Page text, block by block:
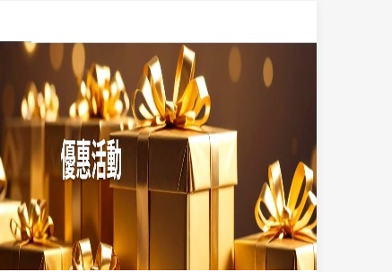
特殊節日:農曆春節/白沙屯媽祖回鑾/媽祖聖誕日/
跨年等特殊假日不適用
(排除假日及連續假日:週六、2/27-2/28、4/3-4/
5、5/1-5/2、6/19-6/20、9/25-9/27、10/09-10/1
0、10/24-10/25、12/25-12/26不適用
2.此專案不得與其他優惠專案併用,團體不適用